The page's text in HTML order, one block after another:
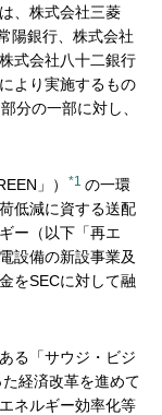
、株式会社三菱
陽銀行、株式会社
式会社八十二銀行
より実施するもの
分の一部に対し、
」） *1 の一環
低減に資する送配
ー（以下「再エ
設備の新設事業及
をSECに対して融
る「サウジ・ビジ
経済改革を進めて
ネルギー効率化等